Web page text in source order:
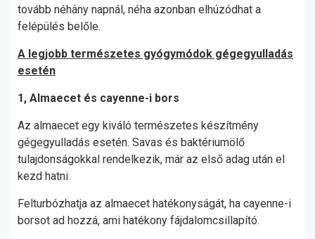
tovább néhány napnál, néha azonban elhúzódhat a
felépülés belőle.
A legjobb természetes gyógymódok gégegyulladás
esetén
1, Almaecet és cayenne-i bors
Az almaecet egy kiváló természetes készítmény
gégegyulladás esetén. Savas és baktériumölő
tulajdonságokkal rendelkezik, már az első adag után el
kezd hatni.
Felturbózhatja az almaecet hatékonyságát, ha cayenne-i
borsot ad hozzá, ami hatékony fájdalomcsillapító.